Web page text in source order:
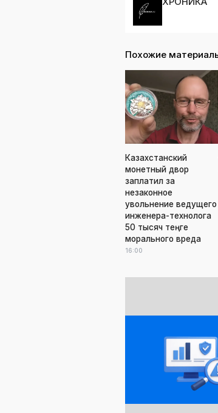
Похожие
Казахстанский
монетный двор
заплатил за
незаконное
увольнение ведущего
инженера-технолога
50 тысяч теңге
морального вреда
16:00